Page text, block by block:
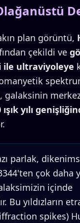
plan görüntü,
çekildi ve
ile ultraviyoleye
galaksinin
yılı
parlak,
çok daha
içinde
Bu yıldızların
spikes)